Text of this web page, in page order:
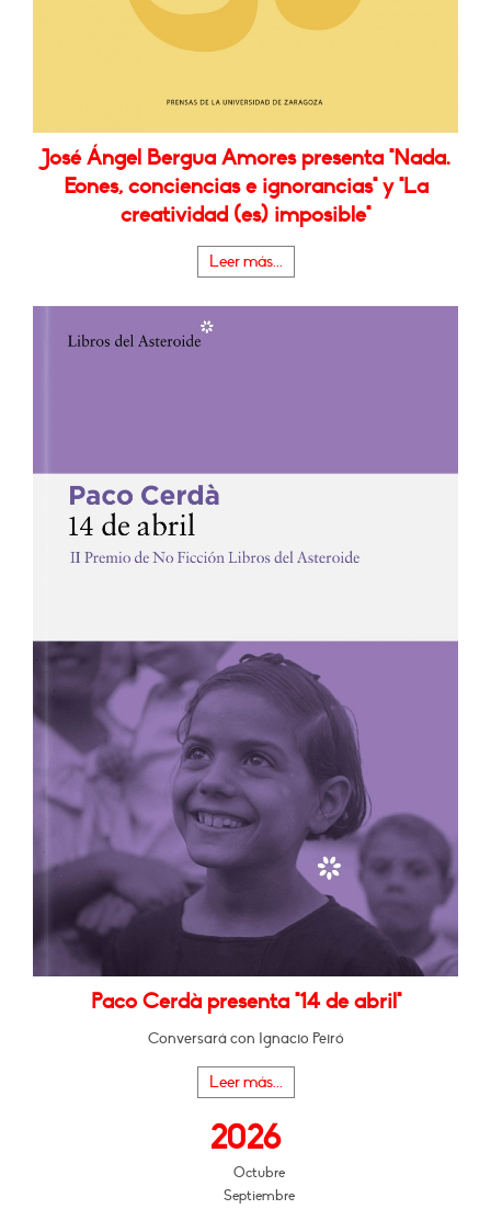
José Ángel Bergua Amores presenta "Nada.
Eones, conciencias e ignorancias" y "La
creatividad (es) imposible"
Leer más...
Paco Cerdà presenta "14 de abril"
Conversará con Ignacio Peiró
Leer más...
2026
Octubre
Septiembre